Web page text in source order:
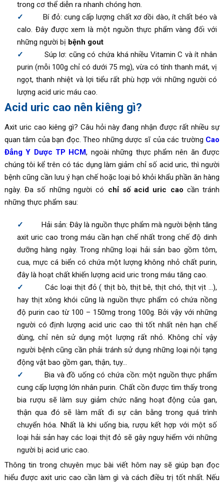
trong cơ thể diễn ra nhanh chóng hơn.
Bí đỏ: cung cấp lượng chất xơ dồi dào, ít chất béo và
calo. Đây được xem là một nguồn thực phẩm vàng đối với
những người bị bệnh gout
Súp lơ: cũng có chứa khá nhiều Vitamin C và ít nhân
purin (mỗi 100g chỉ có dưới 75 mg), vừa có tính thanh mát, vị
ngọt, thanh nhiệt và lợi tiểu rất phù hợp với những người có
lượng acid uric máu cao.
Acid uric cao nên kiêng gì?
Axit uric cao kiêng gì? Câu hỏi này đang nhận được rất nhiều sự
quan tâm của bạn đọc. Theo những dược sĩ của các trường Cao
Đẳng Y Dược TP HCM, ngoài những thực phẩm nên ăn được
chúng tôi kể trên có tác dụng làm giảm chỉ số acid uric, thì người
bệnh cũng cần lưu ý hạn chế hoặc loại bỏ khỏi khẩu phần ăn hàng
ngày. Đa số những người có chỉ số acid uric cao cần tránh
những thực phẩm sau:
Hải sản: Đây là nguồn thực phẩm mà người bệnh tăng
axit uric cao trong máu cần hạn chế nhất trong chế độ dinh
dưỡng hàng ngày. Trong những loại hải sản bao gồm tôm,
cua, mực cá biển có chứa một lượng không nhỏ chất purin,
đây là hoạt chất khiến lượng acid uric trong máu tăng cao.
Các loại thịt đỏ ( thịt bò, thịt bê, thịt chó, thịt vịt …),
hay thịt xông khói cũng là nguồn thực phẩm có chứa nồng
độ purin cao từ 100 – 150mg trong 100g. Bởi vậy với những
người có định lượng acid uric cao thì tốt nhất nên hạn chế
dùng, chỉ nên sử dụng một lượng rất nhỏ. Không chỉ vậy
người bệnh cũng cần phải tránh sử dụng những loại nội tạng
động vật bao gồm gan, thận, tụy…
Bia và đồ uống có chứa cồn: một nguồn thực phẩm
cung cấp lượng lớn nhân purin. Chất cồn được tìm thấy trong
bia rượu sẽ làm suy giảm chức năng hoạt động của gan,
thận qua đó sẽ làm mất đi sự cân bằng trong quá trình
chuyển hóa. Nhất là khi uống bia, rượu kết hợp với một số
loại hải sản hay các loại thịt đỏ sẽ gây nguy hiểm với những
người bị acid uric cao.
Thông tin trong chuyên mục bài viết hôm nay sẽ giúp bạn đọc
hiểu được axit uric cao cần làm gì và cách điều trị tốt nhất. Nếu